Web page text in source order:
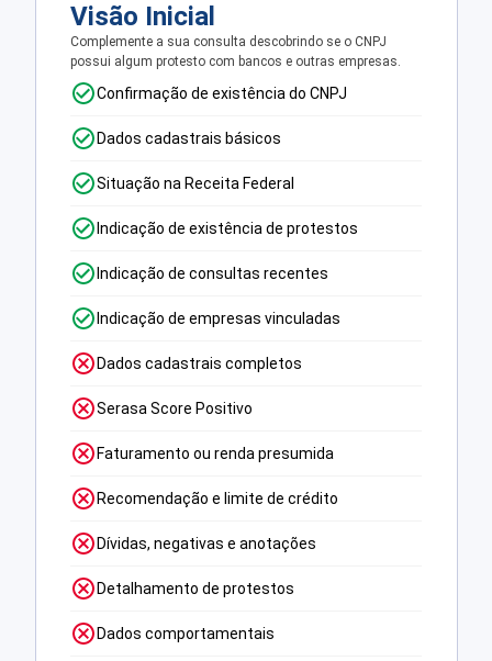
Visão Inicial
Complemente a sua consulta descobrindo se o CNPJ
possui algum protesto com bancos e outras empresas.
Confirmação de existência do CNPJ
Dados cadastrais básicos
Situação na Receita Federal
Indicação de existência de protestos
Indicação de consultas recentes
Indicação de empresas vinculadas
Dados cadastrais completos
Serasa Score Positivo
Faturamento ou renda presumida
Recomendação e limite de crédito
Dívidas, negativas e anotações
Detalhamento de protestos
Dados comportamentais